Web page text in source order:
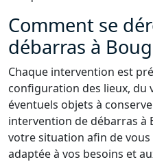
Comment se
débarras à
Chaque intervention est
configuration des lieux, du
éventuels objets à
intervention de débarras à
votre situation afin de
adaptée à vos besoins et